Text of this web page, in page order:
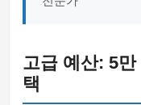
고급 예산: 5
택